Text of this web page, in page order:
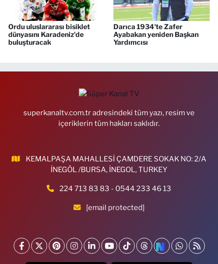
Ordu uluslararası bisiklet
dünyasını Karadeniz'de
buluşturacak
Darıca 1934'te Zafer
Ayabakan yeniden Başkan
Yardımcısı
superkanaltv.com.tr adresindeki tüm yazı, resim ve
içeriklerin tüm hakları saklıdır.
KEMALPAŞA MAHALLESİ ÇAMDERE SOKAK NO: 2/A
İNEGÖL /BURSA, İNEGOL, TURKEY
224 713 83 83 - 0544 233 46 13
[email protected]